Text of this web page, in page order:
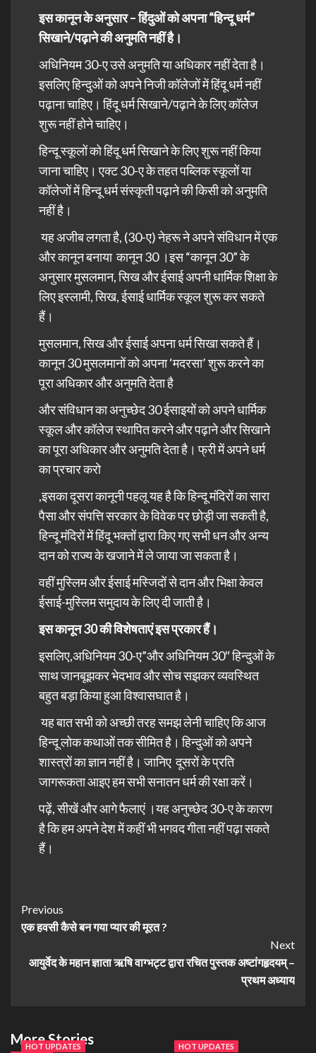
इस कानून के अनुसार – हिंदुओं को अपना “हिन्दू धर्म”
सिखाने/पढ़ाने की अनुमति नहीं है।
अधिनियम 30-ए उसे अनुमति या अधिकार नहीं देता है।
इसलिए हिन्दुओं को अपने निजी कॉलेजों में हिंदू धर्म नहीं
पढ़ाना चाहिए। हिंदू धर्म सिखाने/पढ़ाने के लिए कॉलेज
शुरू नहीं होने चाहिए।
हिन्दू स्कूलों को हिंदू धर्म सिखाने के लिए शुरू नहीं किया
जाना चाहिए। एक्ट 30-ए के तहत पब्लिक स्कूलों या
कॉलेजों में हिन्दू धर्म संस्कृती पढ़ाने की किसी को अनुमति
नहीं है।
यह अजीब लगता है, (30-ए) नेहरू ने अपनेसंविधानमें एक
और कानून बनाया कानून 30 ।इस “कानून 30” के
अनुसार मुसलमान, सिख और ईसाई अपनी धार्मिक शिक्षा के
लिए इस्लामी, सिख, ईसाई धार्मिक स्कूल शुरू कर सकते
हैं।
मुसलमान, सिख और ईसाई अपना धर्म सिखा सकते हैं।
कानून 30 मुसलमानों को अपना ‘मदरसा’ शुरू करने का
पूरा अधिकार और अनुमति देता है
और संविधान का अनुच्छेद 30 ईसाइयों को अपने धार्मिक
स्कूल और कॉलेज स्थापित करने और पढ़ाने और सिखाने
का पूरा अधिकार और अनुमति देता है। फ्री में अपने धर्म
का प्रचार करो
,इसका दूसरा कानूनी पहलू यह है कि हिन्दू मंदिरों का सारा
पैसा और संपत्ति सरकार के विवेक पर छोड़ी जा सकती है,
हिन्दू मंदिरों में हिंदू भक्तों द्वारा किए गए सभी धन और अन्य
दान को राज्य के खजाने में ले जाया जा सकता है।
वहीं मुस्लिम और ईसाई मस्जिदों से दान और भिक्षा केवल
ईसाई-मुस्लिम समुदाय के लिए दी जाती है।
इस कानून 30 की विशेषताएं इस प्रकार हैं।
इसलिए,अधिनियम 30-ए”और अधिनियम 30″हिन्दुओंके
साथ जानबूझकर भेदभाव और सोच सझकर व्यवस्थित
बहुत बड़ा किया हुआ विश्वासघात है।
यह बात सभी को अच्छी तरह समझ लेनी चाहिए कि आज
हिन्दू लोक कथाओं तक सीमित है। हिन्दुओं को अपने
शास्त्रों का ज्ञान नहीं है। जानिए दूसरों के प्रति
जागरूकता आइए हम सभी सनातन धर्म की रक्षा करें।
पढ़ें, सीखें और आगे फैलाएं ।यह अनुच्छेद 30-ए के कारण
है कि हम अपने देश में कहीं भी भगवद गीता नहीं पढ़ा सकते
हैं।
Previous
एक हवसी कैसे बन गया प्यार की मूरत ?
Next
आयुर्वेद के महान ज्ञाता ऋषि वाग्भट्ट द्वारा रचित पुस्तक अष्टांगहृदयम् –
प्रथम अध्याय
More Stories
HOT UPDATES HOT UPDATES